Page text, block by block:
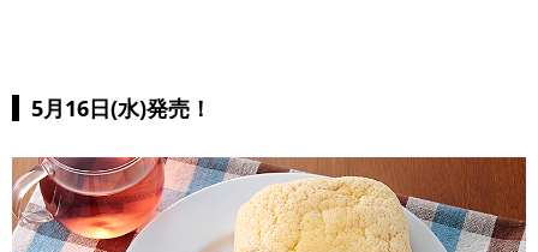
5月16日(水)発売！